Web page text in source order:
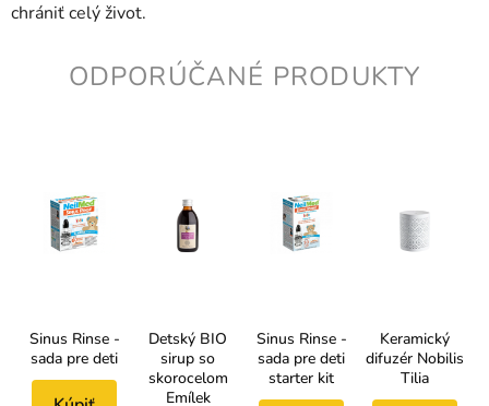
chrániť celý život.
ODPORÚČANÉ PRODUKTY
Sinus Rinse -
sada pre deti
Detský BIO
sirup so
skorocelom
Emílek
Sinus Rinse -
sada pre deti
starter kit
Keramický
difuzér Nobilis
Tilia